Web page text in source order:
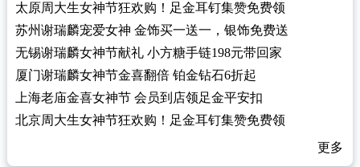
太原周大生女神节狂欢购！足金耳钉集赞免费领
苏州谢瑞麟宠爱女神 金饰买一送一，银饰免费送
无锡谢瑞麟女神节献礼 小方糖手链198元带回家
厦门谢瑞麟女神节金喜翻倍 铂金钻石6折起
上海老庙金喜女神节 会员到店领足金平安扣
北京周大生女神节狂欢购！足金耳钉集赞免费领
更多